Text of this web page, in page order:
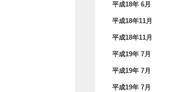
平成18年 6月
平成18年11月
平成18年11月
平成19年 7月
平成19年 7月
平成19年 7月